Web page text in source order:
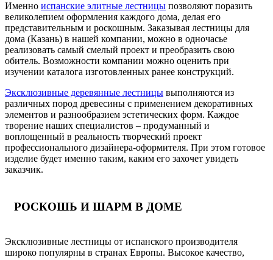
Именно испанские элитные лестницы позволяют поразить
великолепием оформления каждого дома, делая его
представительным и роскошным. Заказывая лестницы для
дома (Казань) в нашей компании, можно в одночасье
реализовать самый смелый проект и преобразить свою
обитель. Возможности компании можно оценить при
изучении каталога изготовленных ранее конструкций.
Эксклюзивные деревянные лестницы выполняются из
различных пород древесины с применением декоративных
элементов и разнообразием эстетических форм. Каждое
творение наших специалистов – продуманный и
воплощенный в реальность творческий проект
профессионального дизайнера-оформителя. При этом готовое
изделие будет именно таким, каким его захочет увидеть
заказчик.
РОСКОШЬ И ШАРМ В ДОМЕ
Эксклюзивные лестницы от испанского производителя
широко популярны в странах Европы. Высокое качество,